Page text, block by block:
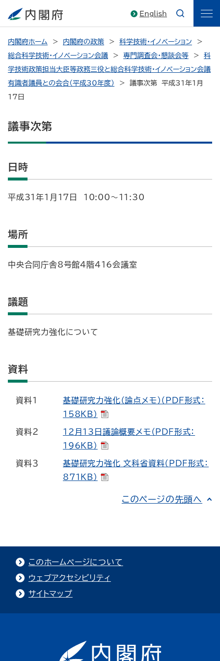
English
内閣府ホーム 内閣府の政策
科学技術・イノベーション
総合科学技術・イノベーション会議
専門調査会・懇談会等
科
学技術政策担当大臣等政務三役と総合科学技術・イノベーション会議
有識者議員との会合（平成30年度）
議事次第 平成31年1月
17日
議事次第
日時
平成31年1月17日 10:00～11:30
場所
中央合同庁舎8号館4階416会議室
議題
基礎研究力強化について
資料
資料１
基礎研究力強化（論点メモ）（PDF形式：
158KB）
資料２
12月13日議論概要メモ（PDF形式：
196KB）
資料３
基礎研究力強化_文科省資料（PDF形式：
871KB）
このページの先頭へ
このホームページについて
ウェブアクセシビリティ
サイトマップ